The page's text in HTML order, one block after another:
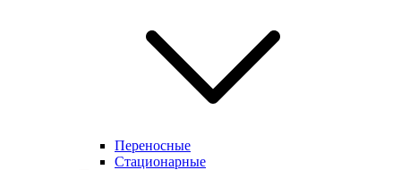
Переносные
Стационарные